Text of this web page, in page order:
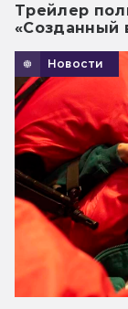
Трейлер
«Созданный
Новости